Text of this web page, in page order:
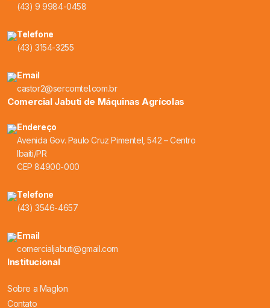
(43) 9 9984-0458
Telefone
(43) 3154-3255
Email
castor2@sercomtel.com.br
Comercial Jabuti de Máquinas Agrícolas
Endereço
Avenida Gov. Paulo Cruz Pimentel, 542 – Centro
Ibaiti/PR
CEP 84900-000
Telefone
(43) 3546-4657
Email
comercialjabuti@gmail.com
Institucional
Sobre a Maglon
Contato